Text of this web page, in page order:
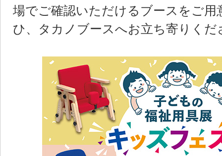
場でご確認いただけるブースをご用
ひ、タカノブースへお立ち寄りくだ